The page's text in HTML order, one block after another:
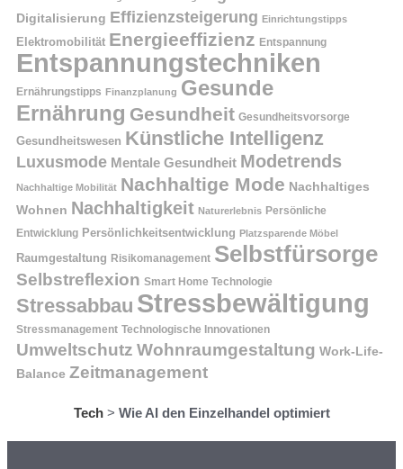
Digitalisierung Effizienzsteigerung Einrichtungstipps
Elektromobilität Energieeffizienz Entspannung
Entspannungstechniken
Ernährungstipps Finanzplanung Gesunde
Ernährung Gesundheit Gesundheitsvorsorge
Gesundheitswesen Künstliche Intelligenz
Luxusmode Mentale Gesundheit Modetrends
Nachhaltige Mobilität Nachhaltige Mode Nachhaltiges
Wohnen Nachhaltigkeit Naturerlebnis Persönliche
Entwicklung Persönlichkeitsentwicklung Platzsparende Möbel
Raumgestaltung Risikomanagement Selbstfürsorge
Selbstreflexion Smart Home Technologie
Stressabbau Stressbewältigung
Stressmanagement Technologische Innovationen
Umweltschutz Wohnraumgestaltung Work-Life-
Balance Zeitmanagement
Tech> Wie AI den Einzelhandel optimiert